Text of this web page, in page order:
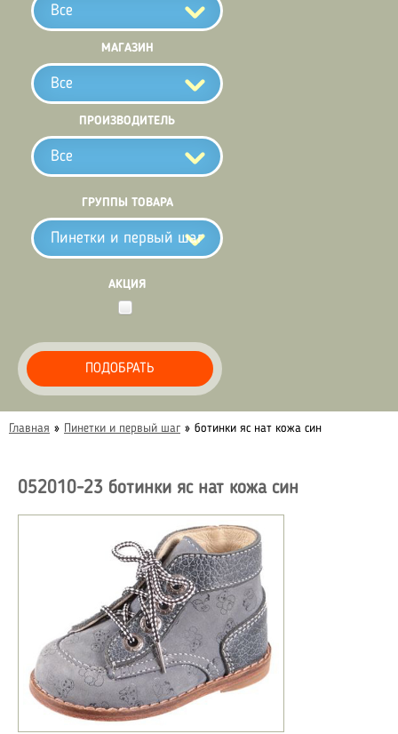
Все
МАГАЗИН
Все
ПРОИЗВОДИТЕЛЬ
Все
ГРУППЫ ТОВАРА
Пинетки и первый шаг
АКЦИЯ
ПОДОБРАТЬ
Главная » Пинетки и первый шаг » ботинки яс нат кожа син
052010-23 ботинки яс нат кожа син